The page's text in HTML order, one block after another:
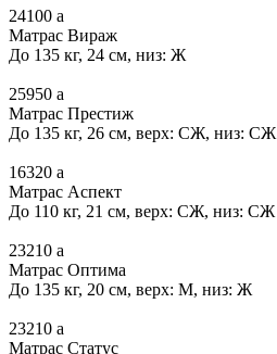
24100 a
Матрас Вираж
До 135 кг, 24 см, низ: Ж
25950 a
Матрас Престиж
До 135 кг, 26 см, верх: СЖ, низ: СЖ
16320 a
Матрас Аспект
До 110 кг, 21 см, верх: СЖ, низ: СЖ
23210 a
Матрас Оптима
До 135 кг, 20 см, верх: М, низ: Ж
23210 a
Матрас Статус